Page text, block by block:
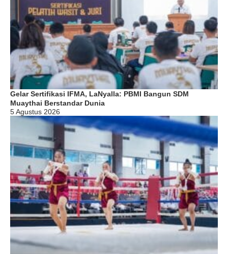
Gelar Sertifikasi IFMA, LaNyalla: PBMI Bangun SDM
Muaythai Berstandar Dunia
5 Agustus 2026